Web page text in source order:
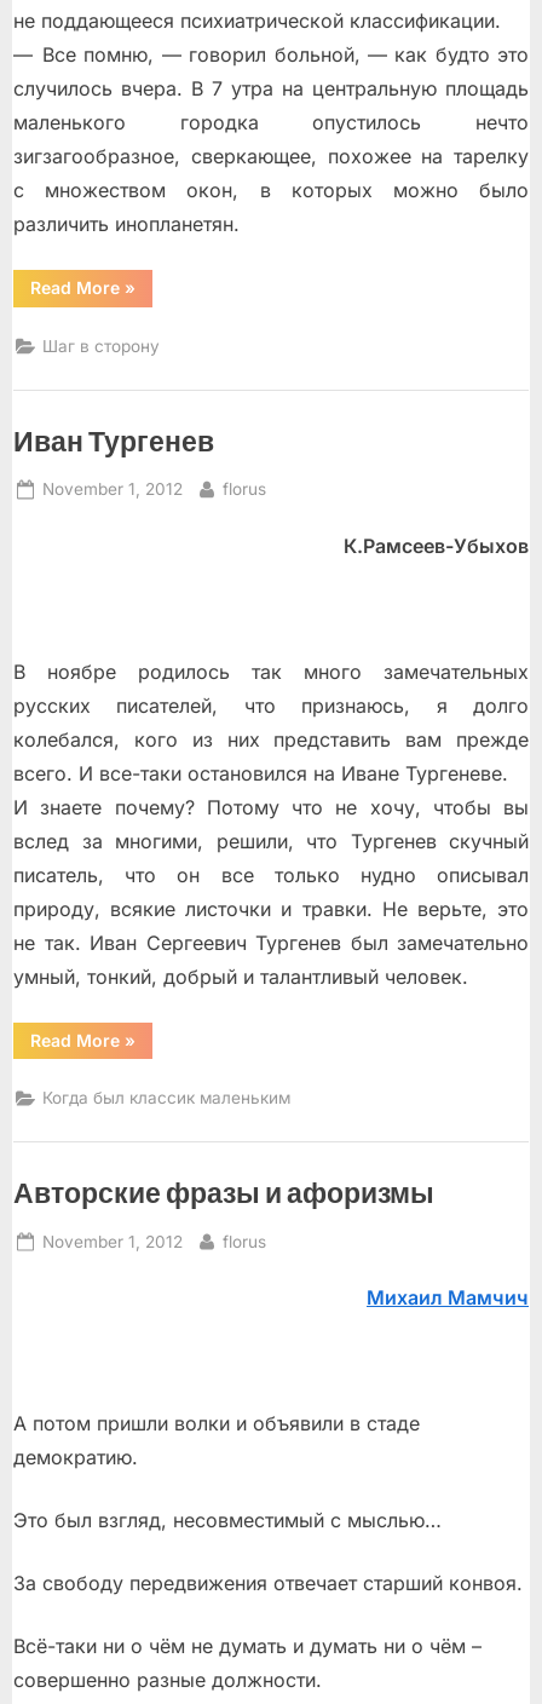
не поддающееся психиатрической классификации.
— Всe помню, — говорил больной, — как будто это
случилось вчера. В 7 утра на центральную площадь
маленького городка опустилось нечто
зигзагообразное, сверкающее, похожее на тарелку
с множеством окон, в которых можно было
различить инопланетян.
Read More“Инопланетянин”
»
Шаг в сторону
Иван Тургенев
Posted
November 1, 2012 By
florus
К.Рамсеев-Убыхов
В ноябре родилось так много замечательных
русских писателей, что признаюсь, я долго
колебался, кого из них представить вам прежде
всего. И все-таки остановился на Иване Тургеневе.
И знаете почему? Потому что не хочу, чтобы вы
вслед за многими, решили, что Тургенев скучный
писатель, что он все только нудно описывал
природу, всякие листочки и травки. Не верьте, это
не так. Иван Сергеевич Тургенев был замечательно
умный, тонкий, добрый и талантливый человек.
Read More“Иван
Тургенев”
»
Когда был классик маленьким
Авторские фразы и афоризмы
Posted
November 1, 2012 By
florus
Михаил Мамчич
А потом пришли волки и объявили в стаде
демократию.
Это был взгляд, несовместимый с мыслью…
За свободу передвижения отвечает старший конвоя.
Всё-таки ни о чём не думать и думать ни о чём –
совершенно разные должности.